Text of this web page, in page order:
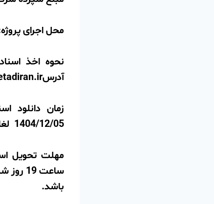
محل اجرای
نحوه اخذ
آدرس
زمان دانلود
1404/12/05 لغایت ساعت 19 روز شنبه مورخ 1404/12/4می باشد.
مهلت تحویل
باشد.